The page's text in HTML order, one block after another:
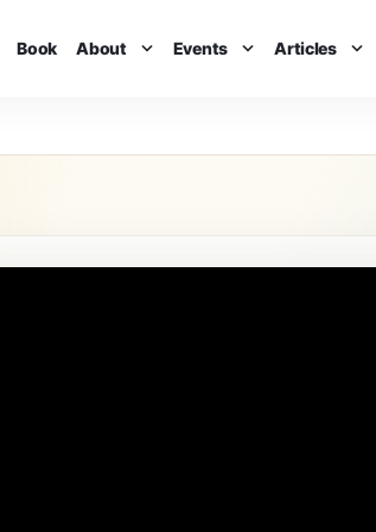
Book About Events Articles